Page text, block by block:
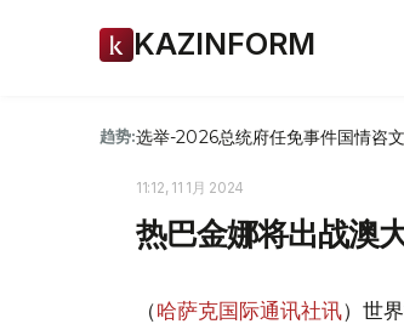
KAZINFORM
趋势:选举-2026总统府任免事件国情咨
11:12, 11 1月 2024
热巴金娜将出战澳
（哈萨克国际通讯社讯）世